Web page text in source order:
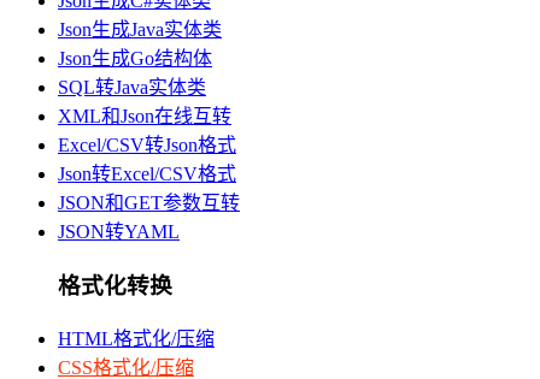
Json生成Java实体类
Json生成Go结构体
SQL转Java实体类
XML和Json在线互转
Excel/CSV转Json格式
Json转Excel/CSV格式
JSON和GET参数互转
JSON转YAML
格式化转换
HTML格式化/压缩
CSS格式化/压缩